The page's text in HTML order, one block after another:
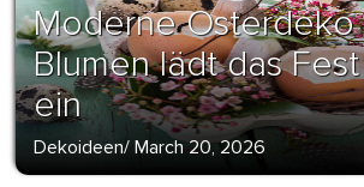
Moderne Osterdeko
Blumen lädt das
ein
Dekoideen/ March 20, 2026